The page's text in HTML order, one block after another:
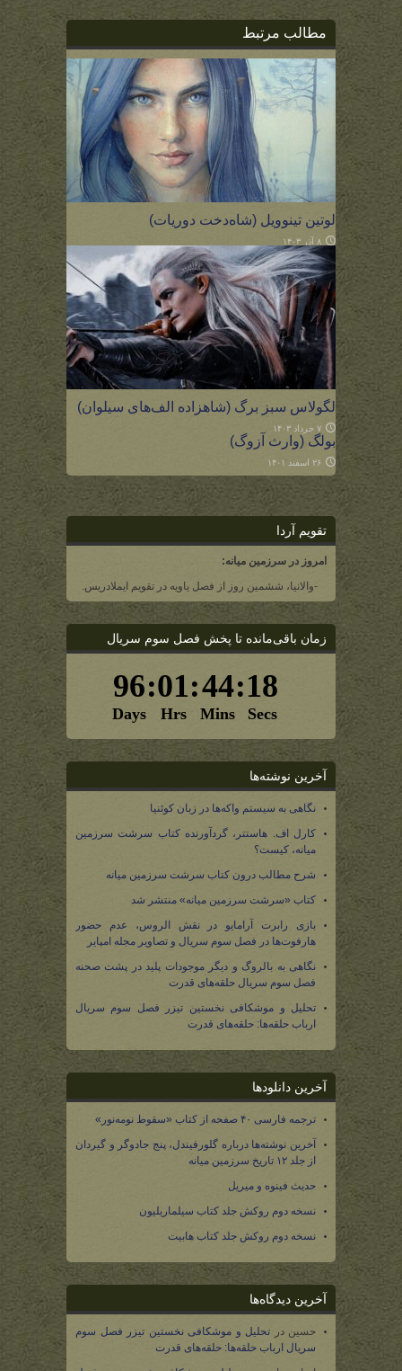
مطالب مرتبط
لوتین تینوویل (شاه‌دخت دوریات)
۸ آذر ۱۴۰۳
لگولاس سبز برگ (شاهزاده الف‌های سیلوان)
۷ خرداد ۱۴۰۳
بولگ (وارث آزوگ)
۲۶ اسفند ۱۴۰۱
تقویم آردا
امروز در سرزمین میانه:
-والانیا، ششمین روز از فصل یاویه در تقویم ایملادریس.
زمان باقی‌مانده تا پخش فصل سوم سریال
آخرین نوشته‌ها
نگاهی به سیستم واکه‌ها در زبان کوئنیا
کارل اف. هاستتر، گردآورنده کتاب سرشت سرزمین
میانه، کیست؟
شرح مطالب درون کتاب سرشت سرزمین میانه
کتاب «سرشت سرزمین میانه» منتشر شد
بازی رابرت آرامایو در نقش الروس، عدم حضور
هارفوت‌ها در فصل سوم سریال و تصاویر مجله امپایر
نگاهی به بالروگ و دیگر موجودات پلید در پشت صحنه
فصل سوم سریال حلقه‌های قدرت
تحلیل و موشکافی نخستین تیزر فصل سوم سریال
ارباب حلقه‌ها: حلقه‌های قدرت
آخرین دانلودها
ترجمه فارسی ۴۰ صفحه از کتاب «سقوط نومه‌نور»
آخرین نوشته‌ها درباره گلورفیندل، پنج جادوگر و گیردان
از جلد ۱۲ تاریخ سرزمین میانه
حدیث فینوه و میریل
نسخه دوم روکش جلد کتاب سیلماریلیون
نسخه دوم روکش جلد کتاب هابیت
آخرین دیدگاه‌ها
حسین در تحلیل و موشکافی نخستین تیزر فصل سوم
سریال ارباب حلقه‌ها: حلقه‌های قدرت